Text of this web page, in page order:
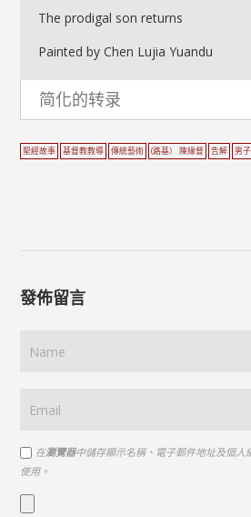
The prodigal son returns
Painted by Chen Lujia Yuandu
简化的转录
聖經故事 基督教教導 傳統藝術 (路基） 陳緣督 告解 男子
發佈留言
在瀏覽器中儲存顯示名稱、電子郵件地址及個
使用。